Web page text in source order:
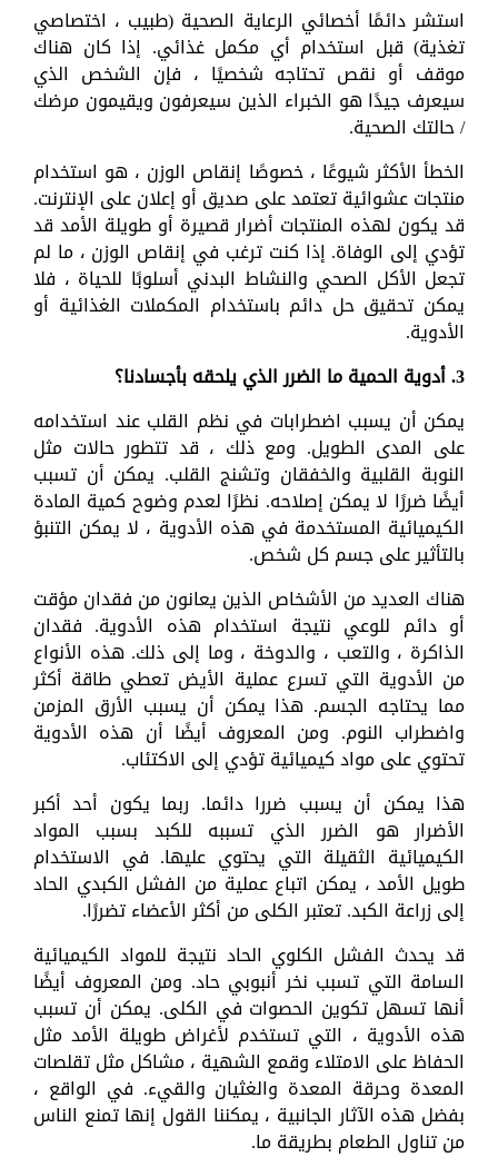
استشر دائمًا أخصائي الرعاية الصحية (طبيب ، اختصاصي
تغذية) قبل استخدام أي مكمل غذائي. إذا كان هناك
موقف أو نقص تحتاجه شخصيًا ، فإن الشخص الذي
سيعرف جيدًا هو الخبراء الذين سيعرفون ويقيمون مرضك
/ حالتك الصحية.
الخطأ الأكثر شيوعًا ، خصوصًا إنقاص الوزن ، هو استخدام
منتجات عشوائية تعتمد على صديق أو إعلان على الإنترنت.
قد يكون لهذه المنتجات أضرار قصيرة أو طويلة الأمد قد
تؤدي إلى الوفاة. إذا كنت ترغب في إنقاص الوزن ، ما لم
تجعل الأكل الصحي والنشاط البدني أسلوبًا للحياة ، فلا
يمكن تحقيق حل دائم باستخدام المكملات الغذائية أو
الأدوية.
3. أدوية الحمية ما الضرر الذي يلحقه بأجسادنا؟
يمكن أن يسبب اضطرابات في نظم القلب عند استخدامه
على المدى الطويل. ومع ذلك ، قد تتطور حالات مثل
النوبة القلبية والخفقان وتشنج القلب. يمكن أن تسبب
أيضًا ضررًا لا يمكن إصلاحه. نظرًا لعدم وضوح كمية المادة
الكيميائية المستخدمة في هذه الأدوية ، لا يمكن التنبؤ
بالتأثير على جسم كل شخص.
هناك العديد من الأشخاص الذين يعانون من فقدان مؤقت
أو دائم للوعي نتيجة استخدام هذه الأدوية. فقدان
الذاكرة ، والتعب ، والدوخة ، وما إلى ذلك. هذه الأنواع
من الأدوية التي تسرع عملية الأيض تعطي طاقة أكثر
مما يحتاجه الجسم. هذا يمكن أن يسبب الأرق المزمن
واضطراب النوم. ومن المعروف أيضًا أن هذه الأدوية
تحتوي على مواد كيميائية تؤدي إلى الاكتئاب.
هذا يمكن أن يسبب ضررا دائما. ربما يكون أحد أكبر
الأضرار هو الضرر الذي تسببه للكبد بسبب المواد
الكيميائية الثقيلة التي يحتوي عليها. في الاستخدام
طويل الأمد ، يمكن اتباع عملية من الفشل الكبدي الحاد
إلى زراعة الكبد. تعتبر الكلى من أكثر الأعضاء تضررًا.
قد يحدث الفشل الكلوي الحاد نتيجة للمواد الكيميائية
السامة التي تسبب نخر أنبوبي حاد. ومن المعروف أيضًا
أنها تسهل تكوين الحصوات في الكلى. يمكن أن تسبب
هذه الأدوية ، التي تستخدم لأغراض طويلة الأمد مثل
الحفاظ على الامتلاء وقمع الشهية ، مشاكل مثل تقلصات
المعدة وحرقة المعدة والغثيان والقيء. في الواقع ،
بفضل هذه الآثار الجانبية ، يمكننا القول إنها تمنع الناس
من تناول الطعام بطريقة ما.